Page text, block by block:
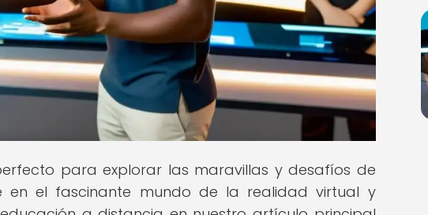
para explorar las maravillas y desafíos de
en el fascinante mundo de la realidad virtual y